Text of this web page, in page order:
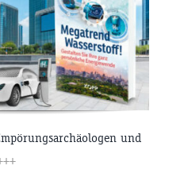
und